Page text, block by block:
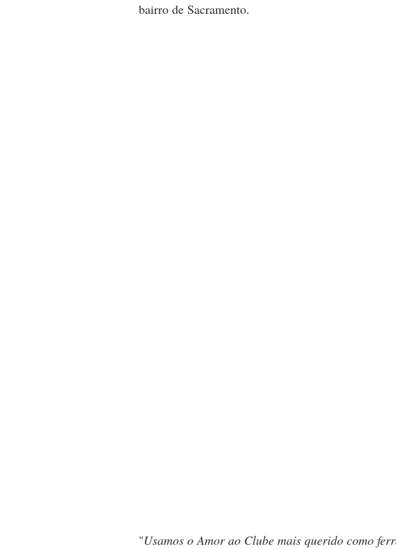
bairro de Sacramento.
"Usamos o Amor ao Clube mais querido como